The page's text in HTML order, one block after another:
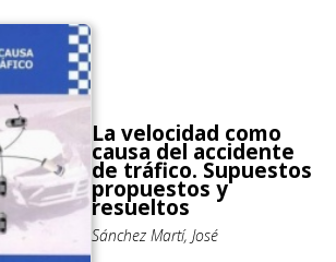
La velocidad como
causa del accidente
de tráfico. Supuestos
propuestos y
resueltos
Sánchez Martí, José